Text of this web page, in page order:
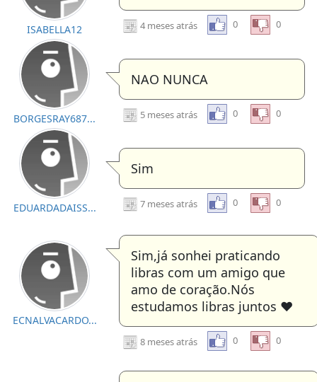
ISABELLA12 4 meses atrás 0 0
BORGESRAY687...
NAO NUNCA
5 meses atrás 0 0
EDUARDADAISS...
Sim
7 meses atrás 0 0
ECNALVACARDO...
Sim,já sonhei praticando
libras com um amigo que
amo de coração.Nós
estudamos libras juntos ❤️
8 meses atrás 0 0